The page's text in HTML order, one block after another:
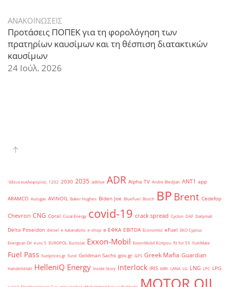
ΑΝΑΚΟΙΝΩΣΕΙΣ
Προτάσεις ΠΟΠΕΚ για τη φορολόγηση των
πρατηρίων καυσίμων και τη θέσπιση διατακτικών
καυσίμων
24 Ιούλ. 2026
'άδεια κυκλοφορίας 1202 2030 2035 adblue ADR Alpha TV Andre Bledjian ANT1 app
ARAMCO Autogas AVINOIL Baker Hughes Biden Joe BlueFuel Bosch BPBrent Cedefop
Chevron CNG Coral Coral Energy covid-19 crack spread Cyclon DAF Dailymail
Delta Poseidon diesel e-katanalotis e-shop e-ΕΦΚΑ EBITDA Economist eFuel EKO Cyprus
Energean Oil euro 5 EUROPOL Eurostat Exxon-Mobil ExxonMobil Κύπρου fit for 55 FuelMate
Fuel Pass fuelprices.gr fund Goldman Sachs gov.gr GPS Greek Mafia Guardian
Handelsblatt HelleniQ Energy Inside Story interlock IRIS kWh LANA LG LNG LPC LPG